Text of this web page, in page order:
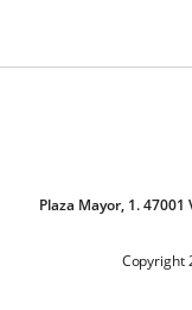
Plaza Mayor, 1.
Copyright